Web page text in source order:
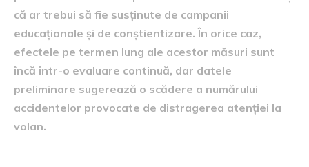
că ar trebui să fie susținute de campanii
educaționale și de conștientizare. În orice caz,
efectele pe termen lung ale acestor măsuri sunt
încă într-o evaluare continuă, dar datele
preliminare sugerează o scădere a numărului
accidentelor provocate de distragerea atenției la
volan.